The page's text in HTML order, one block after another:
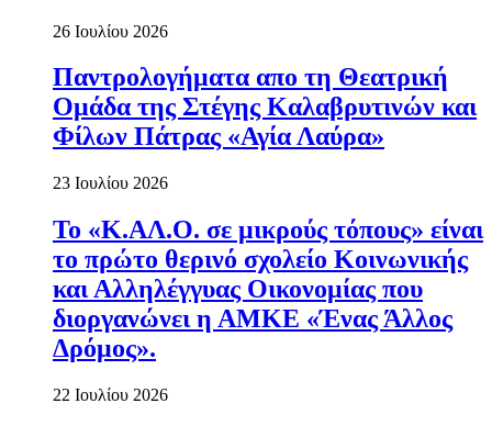
26 Ιουλίου 2026
Παντρολογήματα απο τη Θεατρική
Ομάδα της Στέγης Καλαβρυτινών και
Φίλων Πάτρας «Αγία Λαύρα»
23 Ιουλίου 2026
Το «Κ.ΑΛ.Ο. σε μικρούς τόπους» είναι
το πρώτο θερινό σχολείο Κοινωνικής
και Αλληλέγγυας Οικονομίας που
διοργανώνει η ΑΜΚΕ «Ένας Άλλος
Δρόμος».
22 Ιουλίου 2026